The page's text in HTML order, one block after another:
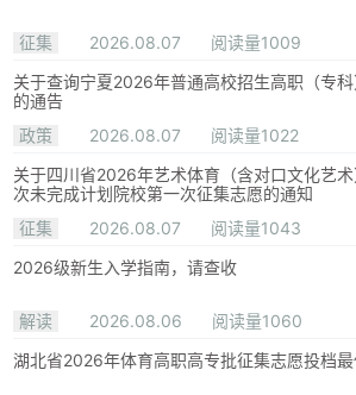
征集 2026.08.07
阅读量1009
关于查询宁夏2026年普通高校招生高职（专
的通告
政策
2026.08.07
阅读量1022
关于四川省2026年艺术体育（含对口文化艺
次未完成计划院校第一次征集志愿的通知
征集
2026.08.07
阅读量1043
2026级新生入学指南，请查收
解读 2026.08.06
阅读量1060
湖北省2026年体育高职高专批征集志愿投档最